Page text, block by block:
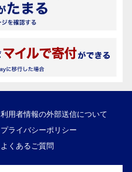
利用者情報の外部送信について
プライバシーポリシー
よくあるご質問